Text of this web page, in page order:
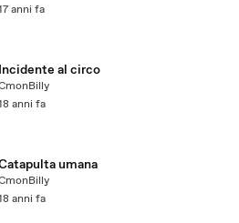
anni fa
Incidente al circo
anni fa
umana
anni fa